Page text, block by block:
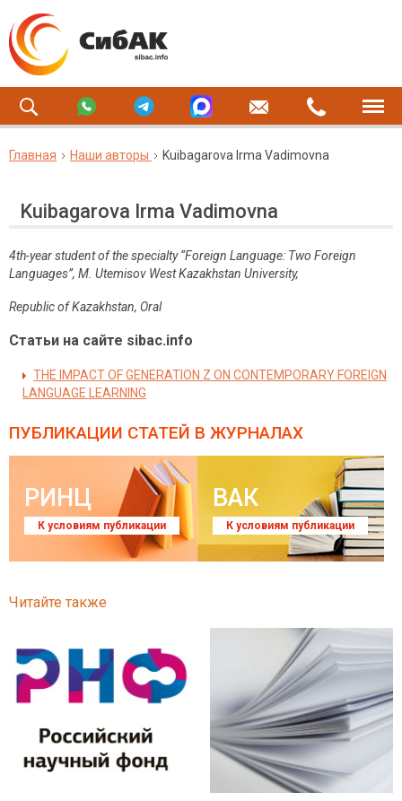
Главная Наши авторы Kuibagarova Irma Vadimovna
Kuibagarova Irma Vadimovna
4th-year student of the specialty “Foreign Language: Two Foreign
Languages”, M. Utemisov West Kazakhstan University,
Republic of Kazakhstan, Oral
Статьи на сайте sibac.info
THE IMPACT OF GENERATION Z ON CONTEMPORARY FOREIGN
LANGUAGE LEARNING
ПУБЛИКАЦИИ СТАТЕЙ В ЖУРНАЛАХ
РИНЦ
К условиям публикации
ВАК
К условиям публикации
Читайте также